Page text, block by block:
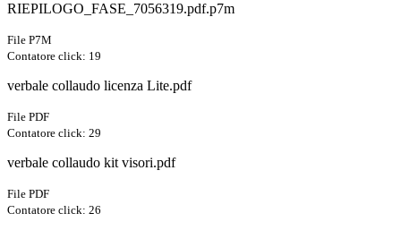
RIEPILOGO_FASE_7056319.pdf.p7m
File P7M
Contatore click: 19
verbale collaudo licenza Lite.pdf
File PDF
Contatore click: 29
verbale collaudo kit visori.pdf
File PDF
Contatore click: 26